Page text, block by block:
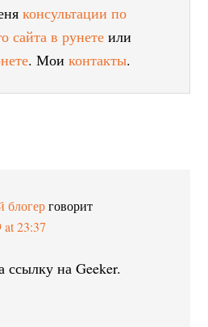
консультации по
сайта в рунете или
. Моиконтакты.
блогер говорит
at 23:37
на Geeker.